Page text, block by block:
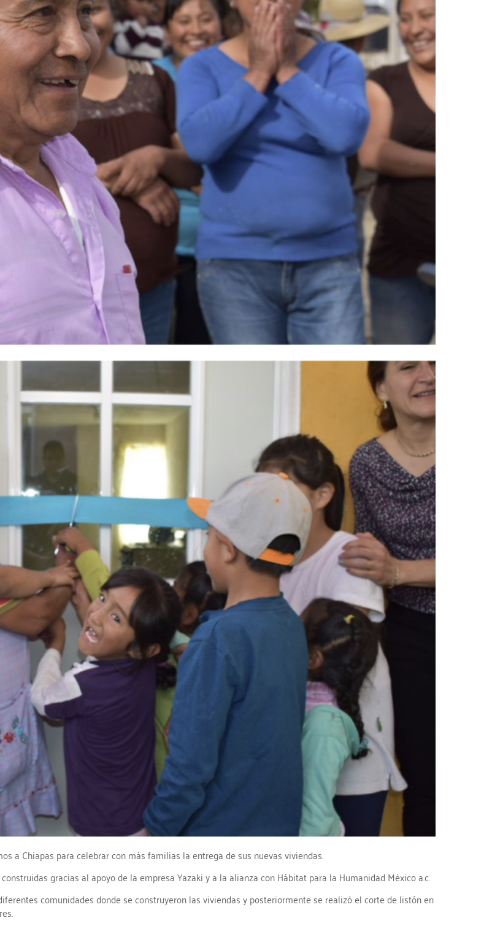
a Chiapas para celebrar con más familias la entrega de sus nuevas viviendas.
gracias al apoyo de la empresa Yazaki y a la alianza con Hábitat para la Humanidad México a.c.
comunidades donde se construyeron las viviendas y posteriormente se realizó el corte de listón en